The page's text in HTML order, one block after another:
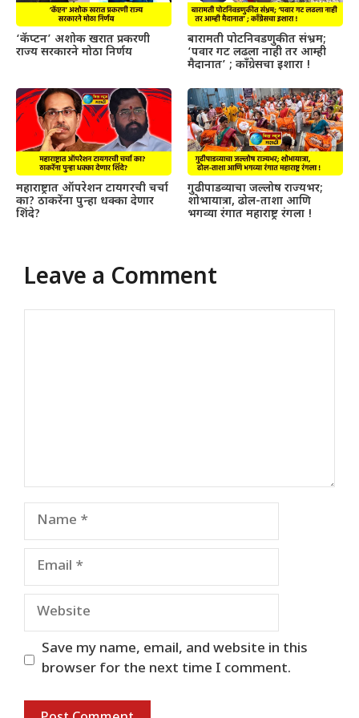
‘कॅप्टन’ अशोक खरात प्रकरणी
राज्य सरकारने मोठा निर्णय
बारामती पोटनिवडणुकीत संभ्रम;
‘पवार गट लढला नाही तर आम्ही
मैदानात’ ; काँग्रेसचा इशारा !
महाराष्ट्रात ऑपरेशन टायगरची चर्चा
का? ठाकरेंना पुन्हा धक्का देणार
शिंदे?
गुढीपाडव्याचा जल्लोष राज्यभर;
शोभायात्रा, ढोल-ताशा आणि
भगव्या रंगात महाराष्ट्र रंगला !
Leave a Comment
Name
Email
Website
Save my name, email, and website in this
browser for the next time I comment.